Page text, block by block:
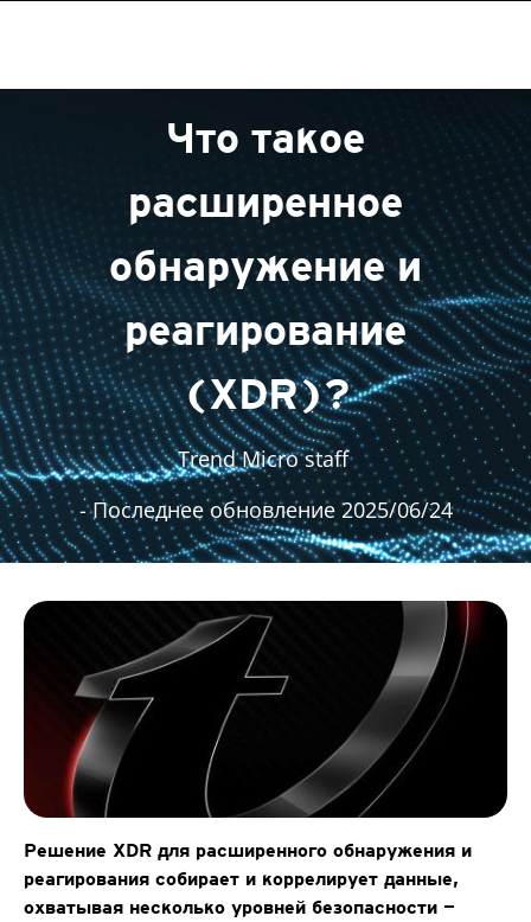
Что такое
расширенное
обнаружение и
реагирование
(XDR)?
Trend Micro staff
- Последнее обновление 2025/06/24
Решение XDR для расширенного обнаружения и
реагирования собирает и коррелирует данные,
охватывая несколько уровней безопасности —